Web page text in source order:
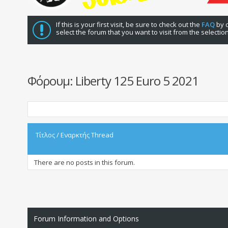
If this is your first visit, be sure to check out the FAQby
select the forum that you want to visit from the
Φόρουμ: Liberty 125 Euro 5 2021
Τίτλος/Εναρκτής Thread
There are no posts in this forum.
Forum Information and Options